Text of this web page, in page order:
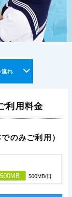
流れ
利用料金
のみご利用）
500MB 500MB/日